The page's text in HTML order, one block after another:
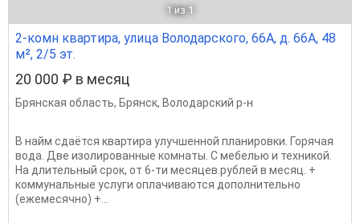
1 из 1
2-комн квартира, улица Володарского, 66А, д. 66А, 48
м², 2/5 эт.
20 000 ₽ в месяц
Брянская область, Брянск, Володарский р-н
В найм сдаётся квартира улучшенной планировки. Горячая
вода. Две изолированные комнаты. С мебелью и техникой.
На длительный срок, от 6-ти месяцев.рублей в месяц. +
коммунальные услуги оплачиваются дополнительно
(ежемесячно) +...